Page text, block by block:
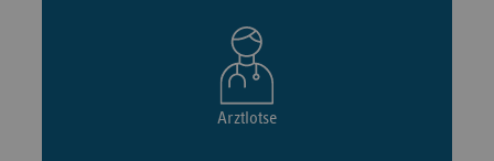
Arztlotse